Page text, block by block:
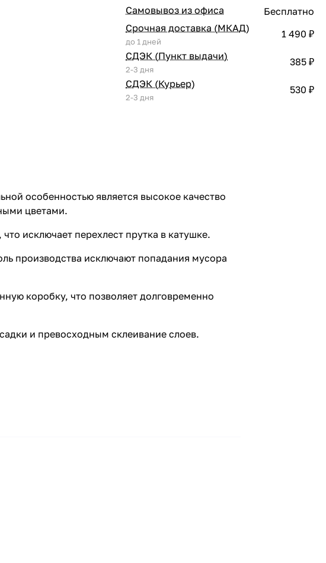
Самовывоз из офиса
Бесплатно
Срочная доставка (МКАД)
до 1 дней
1 490 ₽
СДЭК (Пункт выдачи)
2-3 дня
385 ₽
СДЭК (Курьер)
2-3 дня
530 ₽
особенностью является высокое качество
цветами.
исключает перехлест прутка в катушке.
производства исключают попадания мусора
коробку, что позволяет долговременно
и превосходным склеивание слоев.